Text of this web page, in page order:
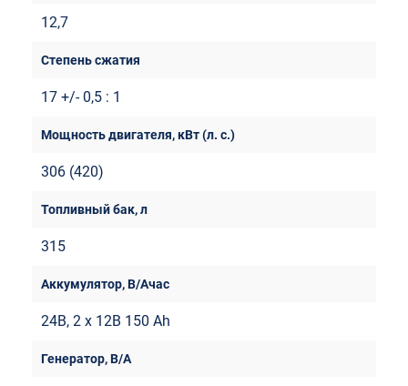
12,7
17 +/- 0,5 : 1
306 (420)
315
24В, 2 x 12В 150 Ah